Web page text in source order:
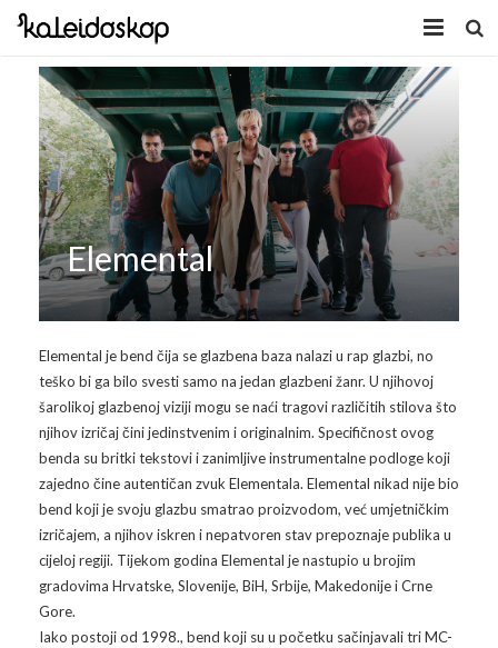
Home
Novosti
O nama
Program
Kaleidoskop Art
Izložbe/Performans
Koncert
Volonteri
Video
Video 2009.
Video 2010.
Video 2011
Video 2012
Video 2013
Naša galerija
Galerija 2009
Galerija 2010
Galerija 2011
Galerija 2012
Facebook
Arhiva
Kontakt
Elemental
Elemental je bend čija se glazbena baza nalazi u rap glazbi, no
teško bi ga bilo svesti samo na jedan glazbeni žanr. U njihovoj
šarolikoj glazbenoj viziji mogu se naći tragovi različitih stilova što
njihov izričaj čini jedinstvenim i originalnim. Specifičnost ovog
benda su britki tekstovi i zanimljive instrumentalne podloge koji
zajedno čine autentičan zvuk Elementala. Elemental nikad nije bio
bend koji je svoju glazbu smatrao proizvodom, već umjetničkim
izričajem, a njihov iskren i nepatvoren stav prepoznaje publika u
cijeloj regiji. Tijekom godina Elemental je nastupio u brojim
gradovima Hrvatske, Slovenije, BiH, Srbije, Makedonije i Crne
Gore.
Iako postoji od 1998., bend koji su u početku sačinjavali tri MC-